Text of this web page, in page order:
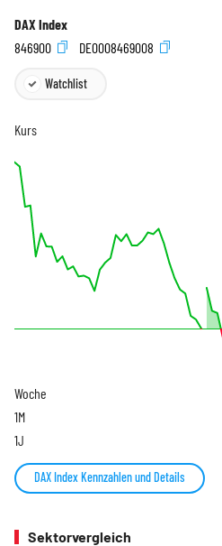
DAX Index
846900
DE0008469008
Watchlist
Kurs
Woche
1M
1J
DAX Index Kennzahlen und Details
Sektorvergleich